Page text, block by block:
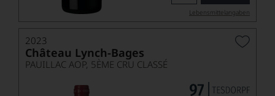
Lebensmittel­angaben
2023
Château Lynch-Bages
PAUILLAC AOP, 5ÈME CRU CLASSÉ